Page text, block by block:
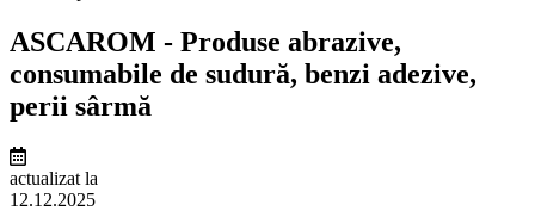
ASCAROM - Produse abrazive,
consumabile de sudură, benzi adezive,
perii sârmă
actualizat la
12.12.2025